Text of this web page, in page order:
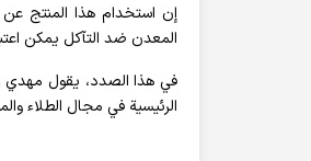
إن استخدام هذا المنتج
المعدن ضد التآكل يمكن
الرئيسية في مجال الطلاء